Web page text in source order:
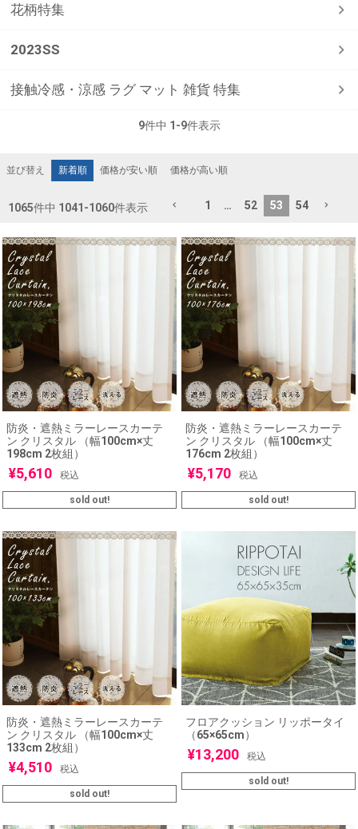
花柄特集
2023SS
接触冷感・涼感 ラグ マット 雑貨 特集
9件中 1-9件表示
並び替え 新着順 価格が安い順 価格が高い順
1065件中 1041 -1060件表示 1 … 52 53 54
防炎・遮熱ミラーレースカーテ
ン クリスタル （幅100cm×丈
198cm 2枚組）
¥5,610 税込
sold out!
防炎・遮熱ミラーレースカーテ
ン クリスタル （幅100cm×丈
176cm 2枚組）
¥5,170 税込
sold out!
防炎・遮熱ミラーレースカーテ
ン クリスタル （幅100cm×丈
133cm 2枚組）
¥4,510 税込
sold out!
フロアクッション リッポータイ
（65×65cm）
¥13,200 税込
sold out!